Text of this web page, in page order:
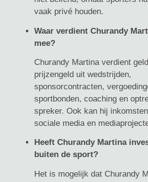
vaak privé houden.
Waar verdient Churandy
mee?
Churandy Martina verdient
prijzengeld uit wedstrijden,
sponsorcontracten,
sportbonden, coaching en
spreker. Ook kan hij
sociale media en
Heeft Churandy Martina
buiten de sport?
Het is mogelijk dat Churandy